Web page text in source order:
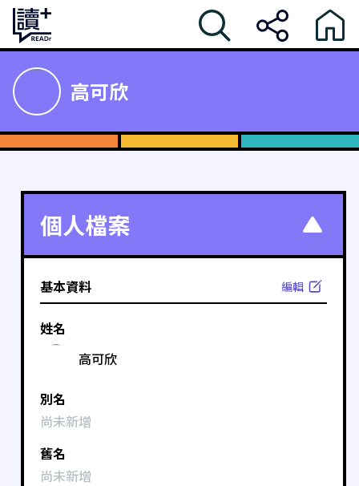
高可欣
個人檔案
基本資料 編輯
姓名
高可欣
別名
尚未新增
舊名
尚未新增